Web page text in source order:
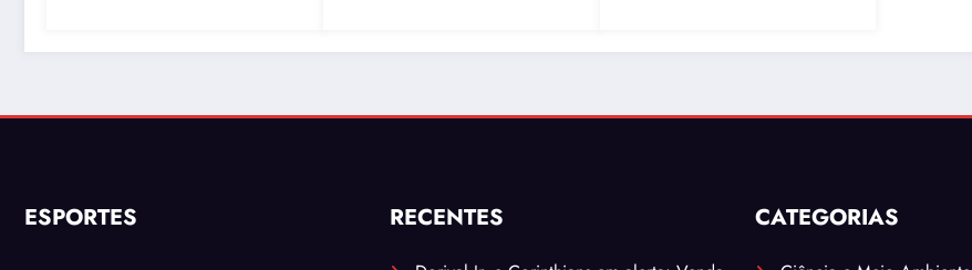
ESPORTES RECENTES CATEGORIAS